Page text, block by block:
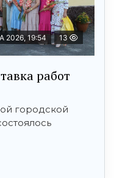
2026, 19:54 13
работ
городской